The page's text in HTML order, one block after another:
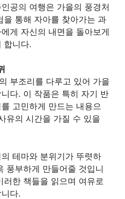
공의 여행은 가을의 풍경처
을 통해 자아를 찾아가는 과
게 자신의 내면을 돌아보게
합니다.
부조리를 다루고 있어 가을
다. 이 작품은 특히 자기 반
고민하게 만드는 내용으
유의 시간을 가질 수 있을
테마와 분위기가 뚜렷하
풍부하게 만들어줄 것입니
러한 책들을 읽으며 여유로
다.